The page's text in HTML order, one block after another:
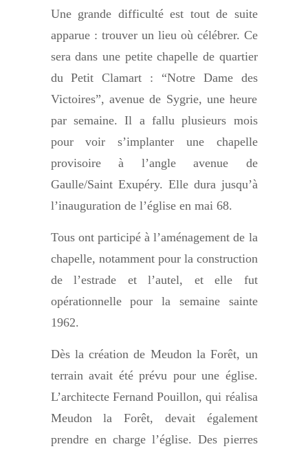
Une grande difficulté est tout de suite
apparue : trouver un lieu où célébrer. Ce
sera dans une petite chapelle de quartier
du Petit Clamart : “Notre Dame des
Victoires”, avenue de Sygrie, une heure
par semaine. Il a fallu plusieurs mois
pour voir s’implanter une chapelle
provisoire à l’angle avenue de
Gaulle/Saint Exupéry. Elle dura jusqu’à
l’inauguration de l’église en mai 68.
Tous ont participé à l’aménagement de la
chapelle, notamment pour la construction
de l’estrade et l’autel, et elle fut
opérationnelle pour la semaine sainte
1962.
Dès la création de Meudon la Forêt, un
terrain avait été prévu pour une église.
L’architecte Fernand Pouillon, qui réalisa
Meudon la Forêt, devait également
prendre en charge l’église. Des pierres